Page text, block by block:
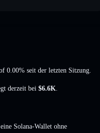
0.00% seit der letzten Sitzung.
derzeit bei $6.6K
Solana-Wallet ohne